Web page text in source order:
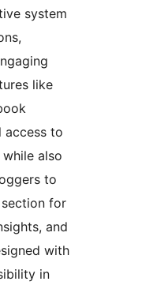
system
like
access to
also
to
for
and
with
in